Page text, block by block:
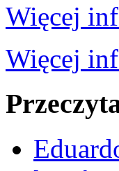
Więcej
Więcej